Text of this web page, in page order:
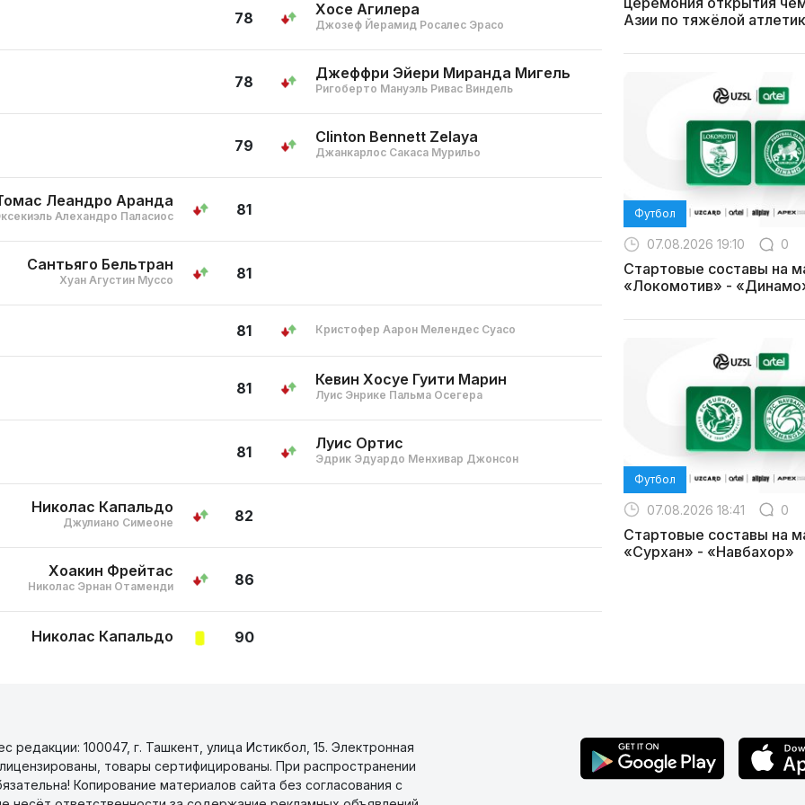
78 Хосе Агилера
Джозеф Йерамид Росалес Эрасо
78 Джеффри Эйери Миранда Мигель
Ригоберто Мануэль Ривас Виндель
79 Clinton Bennett Zelaya
Джанкарлос Сакаса Мурильо
81
Леандро Аранда
Алехандро Паласиос
81
Сантьяго Бельтран
Хуан Агустин Муссо
81 Кристофер Аарон Мелендес Суасо
81 Кевин Хосуе Гуити Марин
Луис Энрике Пальма Осегера
81 Луис Ортис
Эдрик Эдуардо Менхивар Джонсон
82
Николас Капальдо
Джулиано Симеоне
86
Хоакин Фрейтас
Николас Эрнан Отаменди
90
Николас Капальдо
Азии по тяжёлой
Футбол
07.08.2026 19:10 0
Стартовые составы на
«Локомотив» -
Футбол
07.08.2026 18:41 0
Стартовые составы на
«Сурхан» - «Навбахор»
редакции: 100047, г. Ташкент, улица Истикбол, 15. Электронная
товары сертифицированы. При распространении
Копирование материалов сайта без согласования с